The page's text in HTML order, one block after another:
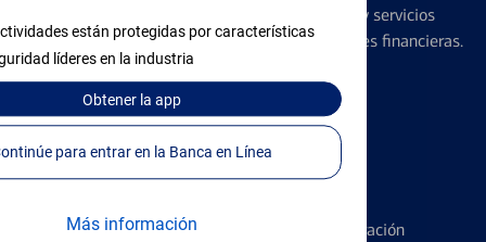
están protegidas por características
líderes en la industria
Obtenerla app
Continúe para entrar en la Banca en Línea
Más información
Ofrecemos una amplia gama de productos y servicios
diseñados para ayudar con todas sus necesidades financieras.
Conozca los pormenores de la administración